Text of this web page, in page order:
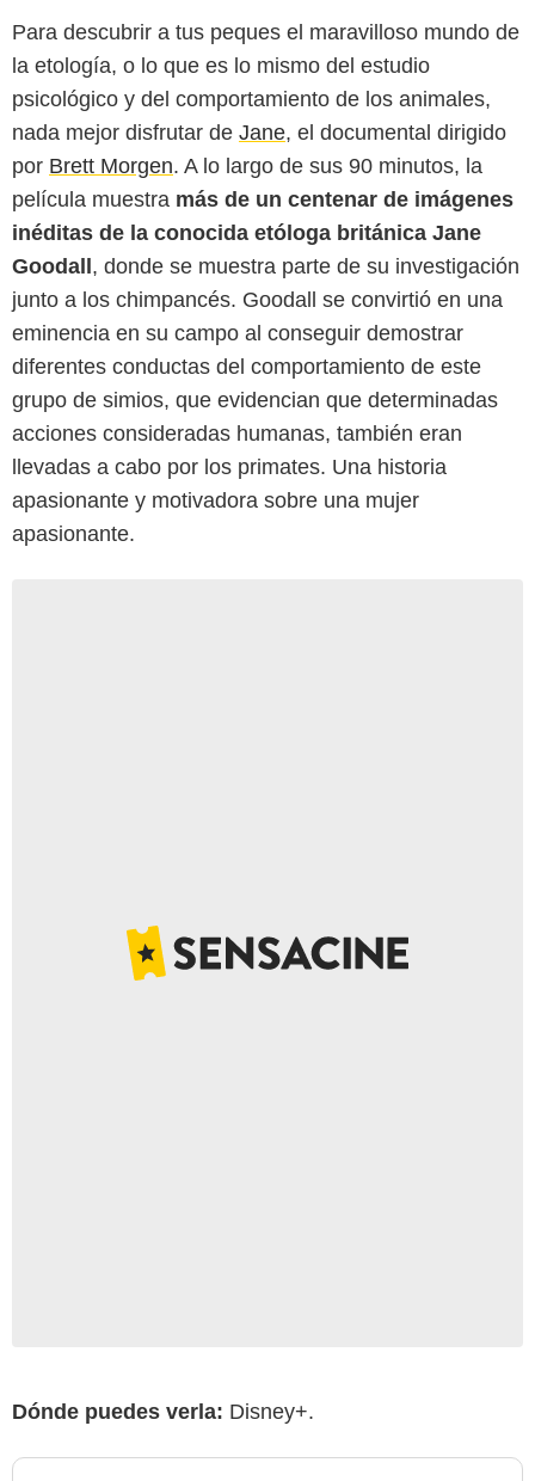
Para descubrir a tus peques el maravilloso mundo de
la etología, o lo que es lo mismo del estudio
psicológico y del comportamiento de los animales,
nada mejor disfrutar de Jane, el documental dirigido
por Brett Morgen. A lo largo de sus 90 minutos, la
película muestra más de un centenar de imágenes
inéditas de la conocida etóloga británica Jane
Goodall, donde se muestra parte de su investigación
junto a los chimpancés. Goodall se convirtió en una
eminencia en su campo al conseguir demostrar
diferentes conductas del comportamiento de este
grupo de simios, que evidencian que determinadas
acciones consideradas humanas, también eran
llevadas a cabo por los primates. Una historia
apasionante y motivadora sobre una mujer
apasionante.
Dónde puedes verla: Disney+.